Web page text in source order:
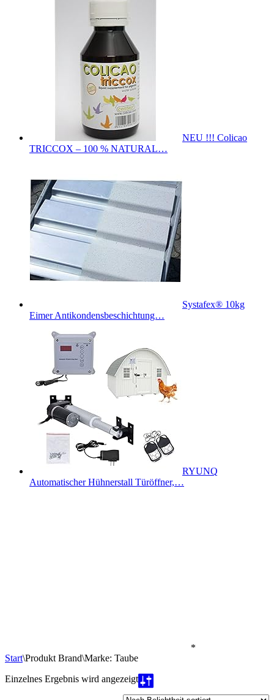
NEU !!! Colicao
TRICCOX – 100 % NATURAL…
Systafex® 10kg
Eimer Antikondensbeschichtung…
RYUNQ
Automatischer Hühnerstall Türöffner,…
*
Start\Produkt Brand\Marke: Taube
Einzelnes Ergebnis wird angezeigt